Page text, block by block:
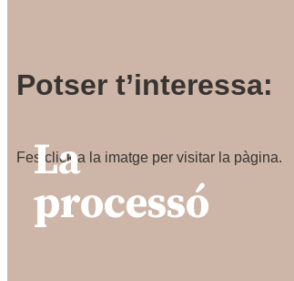
Potser t’interessa:
Fes click a la imatge per visitar la pàgina.
La
processó